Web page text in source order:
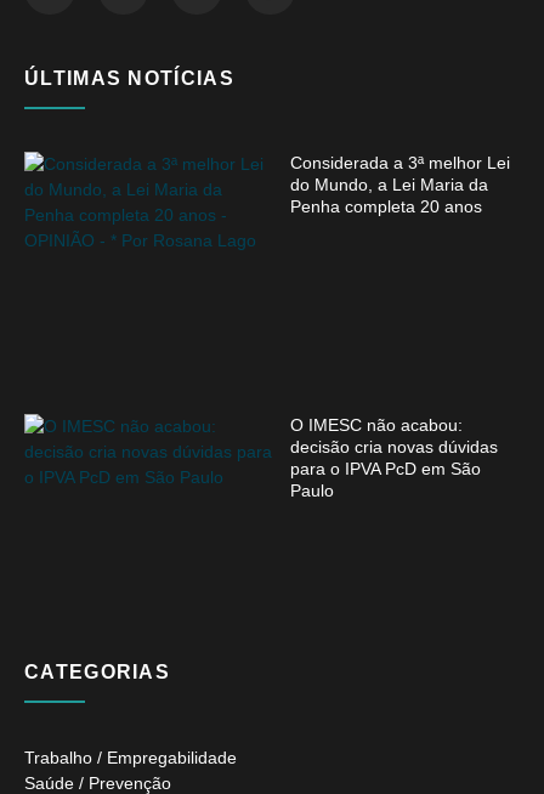
ÚLTIMAS NOTÍCIAS
Considerada a 3ª melhor Lei
do Mundo, a Lei Maria da
Penha completa 20 anos
O IMESC não acabou:
decisão cria novas dúvidas
para o IPVA PcD em São
Paulo
CATEGORIAS
Trabalho / Empregabilidade
Saúde / Prevenção